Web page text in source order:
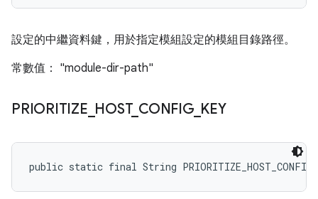
設定的中繼資料鍵，用於指定模組設定的模組目錄路徑。
常數值： "module-dir-path"
PRIORITIZE HOST_ CONFIG_ KEY
public static final String